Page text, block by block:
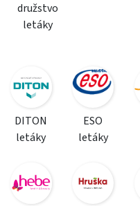
družstvo
letáky
DITON
letáky
ESO
letáky